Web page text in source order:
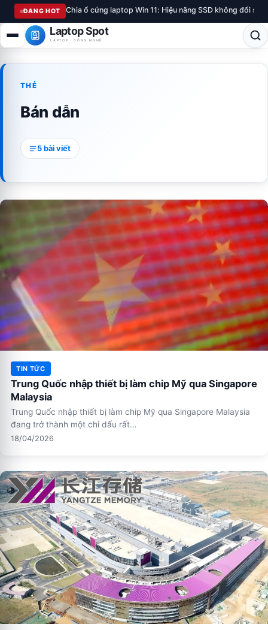
ĐANG HOT Chia ổ cứng laptop Win 11: Hiệu năng SSD không đổi
Laptop Spot
LAPTOP · CÔNG NGHỆ
THẺ
Bán dẫn
5 bài viết
TIN TỨC
Trung Quốc nhập thiết bị làm chip Mỹ qua Singapore
Malaysia
Trung Quốc nhập thiết bị làm chip Mỹ qua Singapore Malaysia
đang trở thành một chỉ dấu rất…
18/04/2026